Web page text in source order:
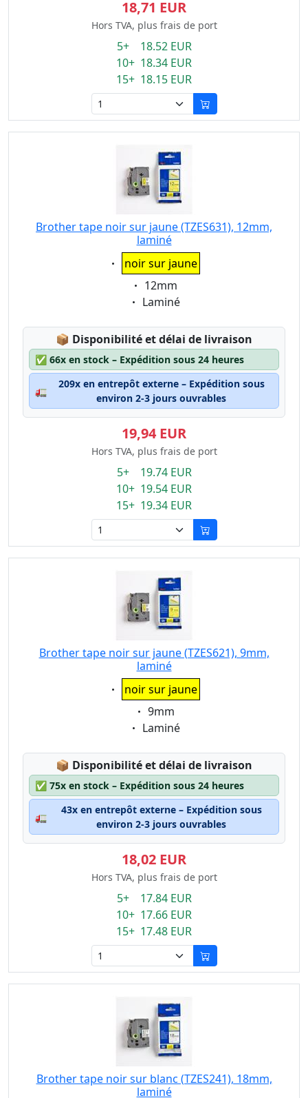
18,71 EUR
Hors TVA, plus frais de port
5+ 18.52 EUR
10+ 18.34 EUR
15+ 18.15 EUR
Brother tape noir sur jaune (TZES631), 12mm,
laminé
Eigenschaft:
noir sur jaune
Eigenschaft:
12mm
Eigenschaft:
Laminé
📦 Lagerstatus:
Disponibilité et délai de livraison
✅ 66x en stock – Expédition sous 24 heures
🚛
209x en entrepôt externe – Expédition sous
environ 2-3 jours ouvrables
19,94 EUR
Hors TVA, plus frais de port
5+ 19.74 EUR
10+ 19.54 EUR
15+ 19.34 EUR
Brother tape noir sur jaune (TZES621), 9mm,
laminé
Eigenschaft:
noir sur jaune
Eigenschaft:
9mm
Eigenschaft:
Laminé
📦 Lagerstatus:
Disponibilité et délai de livraison
✅ 75x en stock – Expédition sous 24 heures
🚛
43x en entrepôt externe – Expédition sous
environ 2-3 jours ouvrables
18,02 EUR
Hors TVA, plus frais de port
5+ 17.84 EUR
10+ 17.66 EUR
15+ 17.48 EUR
Brother tape noir sur blanc (TZES241), 18mm,
laminé